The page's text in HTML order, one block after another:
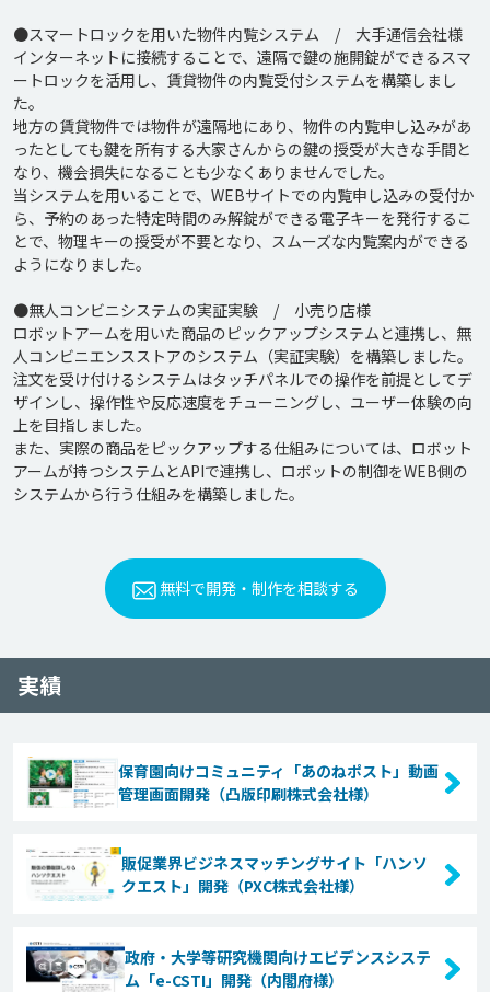
●スマートロックを用いた物件内覧システム　/　大手通信会社様
インターネットに接続することで、遠隔で鍵の施開錠ができるスマ
ートロックを活用し、賃貸物件の内覧受付システムを構築しまし
た。
地方の賃貸物件では物件が遠隔地にあり、物件の内覧申し込みがあ
ったとしても鍵を所有する大家さんからの鍵の授受が大きな手間と
なり、機会損失になることも少なくありませんでした。
当システムを用いることで、WEBサイトでの内覧申し込みの受付か
ら、予約のあった特定時間のみ解錠ができる電子キーを発行するこ
とで、物理キーの授受が不要となり、スムーズな内覧案内ができる
ようになりました。
●無人コンビニシステムの実証実験　/　小売り店様
ロボットアームを用いた商品のピックアップシステムと連携し、無
人コンビニエンスストアのシステム（実証実験）を構築しました。
注文を受け付けるシステムはタッチパネルでの操作を前提としてデ
ザインし、操作性や反応速度をチューニングし、ユーザー体験の向
上を目指しました。
また、実際の商品をピックアップする仕組みについては、ロボット
アームが持つシステムとAPIで連携し、ロボットの制御をWEB側の
無料で開発・制作を相談する
実績
保育園向けコミュニティ「あのねポスト」動画
管理画面開発（凸版印刷株式会社様）
販促業界ビジネスマッチングサイト「ハンソ
クエスト」開発（PXC株式会社様）
政府・大学等研究機関向けエビデンスシステ
ム「e-CSTI」開発（内閣府様）